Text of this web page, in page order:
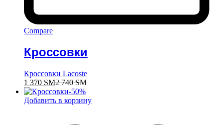
Compare
Кроссовки
Кроссовки Lacoste
1 370 ЅМ2 740ЅМ
-50%
Добавить в корзину